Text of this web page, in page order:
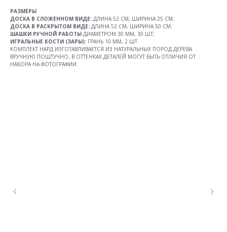
РАЗМЕРЫ
ДОСКА В СЛОЖЕННОМ ВИДЕ: ДЛИНА 52 СМ, ШИРИНА 25 СМ;
ДОСКА В РАСКРЫТОМ ВИДЕ: ДЛИНА 52 СМ, ШИРИНА 50 СМ;
ШАШКИ РУЧНОЙ РАБОТЫ ДИАМЕТРОМ 30 ММ, 30 ШТ;
ИГРАЛЬНЫЕ КОСТИ (ЗАРЫ): ГРАНЬ 10 ММ, 2 ШТ.
КОМПЛЕКТ НАРД ИЗГОТАВЛИВАЕТСЯ ИЗ НАТУРАЛЬНЫХ ПОРОД ДЕРЕВА
ВРУЧНУЮ ПОШТУЧНО, В ОТТЕНКАХ ДЕТАЛЕЙ МОГУТ БЫТЬ ОТЛИЧИЯ ОТ
НАБОРА НА ФОТОГРАФИИ.